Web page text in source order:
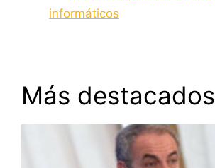
informáticos
Más destacados